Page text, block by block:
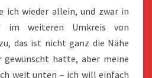
ich wieder allein, und zwar in
im weiteren Umkreis von
das ist nicht ganz die Nähe
gewünscht hatte, aber meine
weit unten – ich will einfach